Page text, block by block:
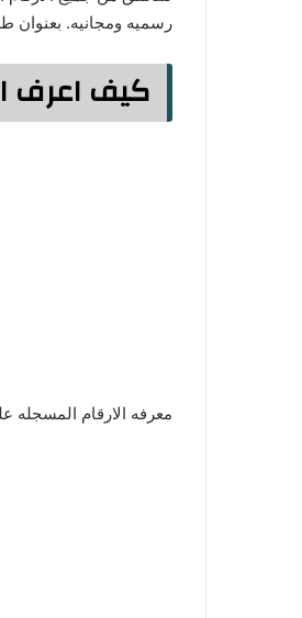
رسميه ومجانيه. بعنوان
كيف اعرف
معرفه الارقام المسجله